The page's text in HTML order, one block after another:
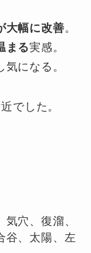
大幅に改善。
まる実感。
になる。
でした。
穴、復溜、
谷、太陽、左